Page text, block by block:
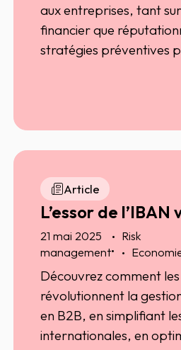
aux entreprises, tant
financier que
stratégies préventives
Article
L’essor de l’IBAN
21 mai 2025
Risk
management•
Découvrez comment
révolutionnent la
en B2B, en simplifiant
internationales, en